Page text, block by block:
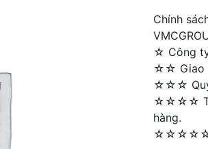
Chính
☆ Công
☆☆ Giao
☆☆☆ Quý
☆☆☆☆
hàng.
☆☆☆☆☆